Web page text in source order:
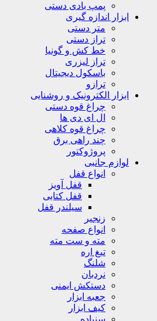
پمپ بادی دستی
ابزار اندازه گیری
متر دستی
تراز دستی
خط کش و گونیا
تراز لیزری
باسکول دیجیتال
ترازو
ابزار الکترونیک و روشنایی
چراغ قوه دستی
ال ای دی ها
چراغ قوه کلاهی
چند راهی برق
پروژوکتور
لوازم جانبی
انواع قفل
قفل آویز
قفل کتابی
سیلندر قفل
زنجیر
انواع صفحه
مته و ست مته
تیغ اره
شلنگ
نردبان
دستکش ایمنی
جعبه ابزار
کیف ابزار
سنباده